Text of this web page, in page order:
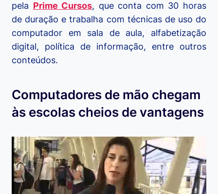
pela Prime Cursos, que conta com 30 horas
de duração e trabalha com técnicas de uso do
computador em sala de aula, alfabetização
digital, política de informação, entre outros
conteúdos.
Computadores de mão chegam
às escolas cheios de vantagens